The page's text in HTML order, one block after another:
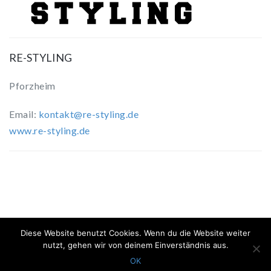
RE-STYLING
Pforzheim
Email: kontakt@re-styling.de
www.re-styling.de
Proudly powered byWordPress | Theme:ElitePress
Diese Website benutzt Cookies. Wenn du die Website weiter
nutzt, gehen wir von deinem Einverständnis aus.
OK